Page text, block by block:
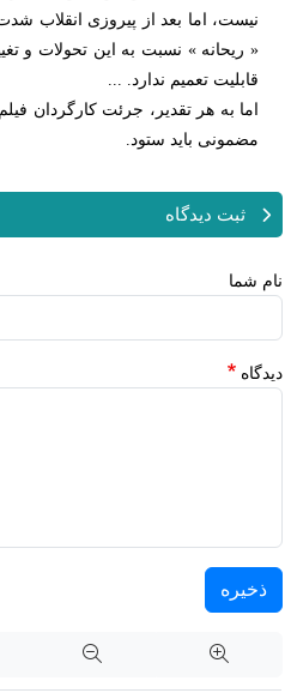
نیست، اما بعد از پیروزی انقلاب
« ریحانه » نسبت به این تحولات و
قابلیت تعمیم ندارد. ...
اما به هر تقدیر، جرئت كارگردان
مضمونی باید ستود.
ثبت دیدگاه
نام شما
دیدگاه
ذخیره